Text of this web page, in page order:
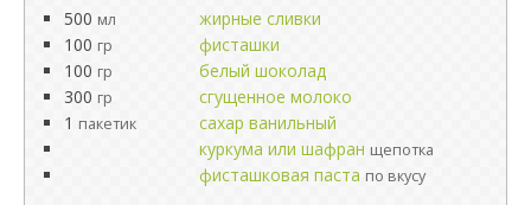
500 мл
жирные сливки
100 гр
фисташки
100 гр
белый шоколад
300 гр
сгущенное молоко
1 пакетик
сахар ванильный
куркума или шафран щепотка
фисташковая паста по вкусу